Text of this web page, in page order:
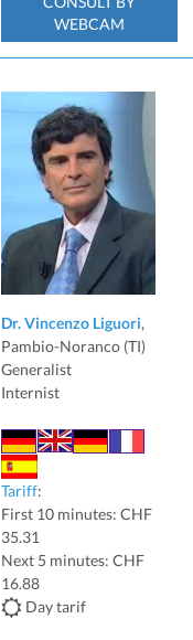
WEBCAM
Dr. Vincenzo Liguori,
Pambio-Noranco (TI)
Generalist
Internist
Tariff:
First 10 minutes: CHF
35.31
Next 5 minutes: CHF
16.88
Day tarif